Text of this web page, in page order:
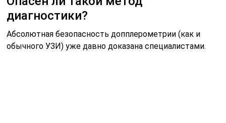
диагностики?
Абсолютная безопасность допплерометрии (как и
обычного УЗИ) уже давно доказана специалистами.